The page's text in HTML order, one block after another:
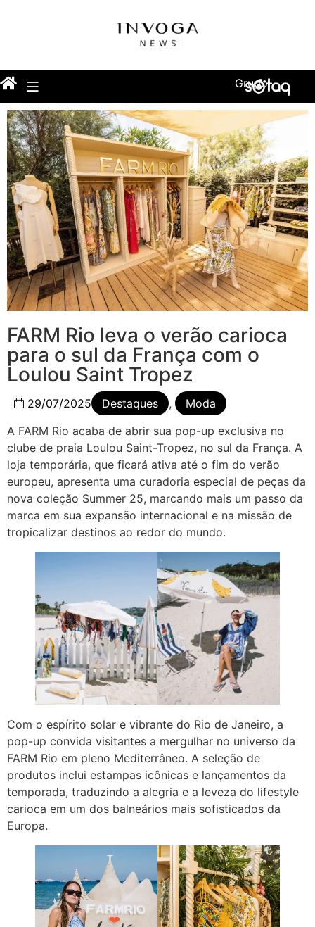
Grupo
FARM Rio leva o verão carioca
para o sul da França com o
Loulou Saint Tropez
29/07/2025 Destaques ,
Moda
A FARM Rio acaba de abrir sua pop-up exclusiva no
clube de praia Loulou Saint-Tropez, no sul da França. A
loja temporária, que ficará ativa até o fim do verão
europeu, apresenta uma curadoria especial de peças da
nova coleção Summer 25, marcando mais um passo da
marca em sua expansão internacional e na missão de
tropicalizar destinos ao redor do mundo.
Com o espírito solar e vibrante do Rio de Janeiro, a
pop-up convida visitantes a mergulhar no universo da
FARM Rio em pleno Mediterrâneo. A seleção de
produtos inclui estampas icônicas e lançamentos da
temporada, traduzindo a alegria e a leveza do lifestyle
carioca em um dos balneários mais sofisticados da
Europa.